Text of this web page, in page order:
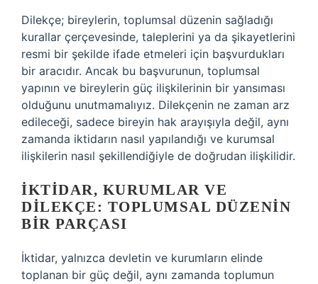
Dilekçe; bireylerin, toplumsal düzenin sağladığı
kurallar çerçevesinde, taleplerini ya da şikayetlerini
resmi bir şekilde ifade etmeleri için başvurdukları
bir aracıdır. Ancak bu başvurunun, toplumsal
yapının ve bireylerin güç ilişkilerinin bir yansıması
olduğunu unutmamalıyız. Dilekçenin ne zaman arz
edileceği, sadece bireyin hak arayışıyla değil, aynı
zamanda iktidarın nasıl yapılandığı ve kurumsal
ilişkilerin nasıl şekillendiğiyle de doğrudan ilişkilidir.
İKTIDAR, KURUMLAR VE
DILEKÇE: TOPLUMSAL DÜZENIN
BIR PARÇASI
İktidar, yalnızca devletin ve kurumların elinde
toplanan bir güç değil, aynı zamanda toplumun